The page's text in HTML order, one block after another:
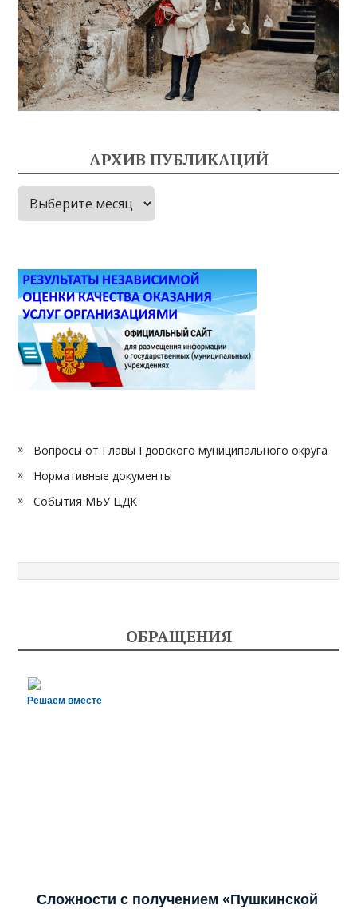
АРХИВ ПУБЛИКАЦИЙ
Архив
публикаций
Вопросы от Главы Гдовского муниципального округа
Нормативные документы
События МБУ ЦДК
ОБРАЩЕНИЯ
Решаем вместе
Сложности с получением «Пушкинской